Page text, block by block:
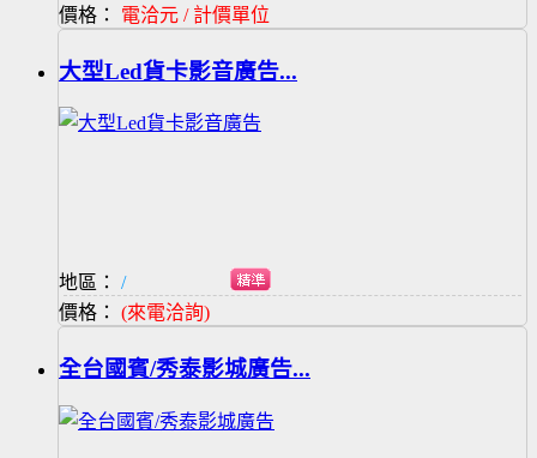
價格： 電洽元 / 計價單位
大型Led貨卡影音廣告...
地區：
/
價格： (來電洽詢)
全台國賓/秀泰影城廣告...